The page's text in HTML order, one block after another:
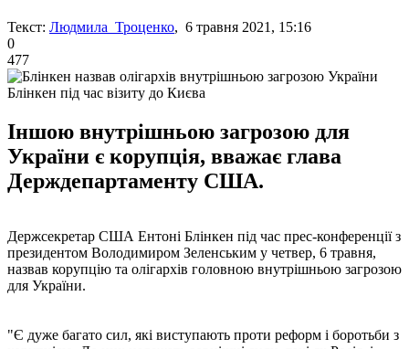
Текст: Людмила Троценко, 6 травня 2021, 15:16
0
477
Блінкен під час візиту до Києва
Іншою внутрішньою загрозою для
України є корупція, вважає глава
Держдепартаменту США.
Держсекретар США Ентоні Блінкен під час прес-конференції з
президентом Володимиром Зеленським у четвер, 6 травня,
назвав корупцію та олігархів головною внутрішньою загрозою
для України.
"Є дуже багато сил, які виступають проти реформ і боротьби з